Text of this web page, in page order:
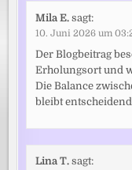
Mila E. sagt:
10. Juni 2026 um
Der Blogbeitrag
Erholungsort und
Die Balance
bleibt
Lina T. sagt: